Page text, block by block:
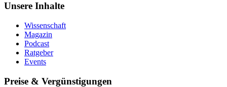
Unsere Inhalte
Wissenschaft
Magazin
Podcast
Ratgeber
Events
Preise & Vergünstigungen